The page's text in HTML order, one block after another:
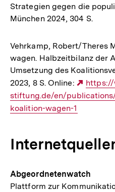
Strategien gegen die
München 2024, 304 S.
Vehrkamp, Robert/Theres
wagen. Halbzeitbilanz der
Umsetzung des
2023, 8 S. Online:
Link:
https://
stiftung.de/en/
koalition-wagen-1
Abgeordnetenwatch
Plattform zur